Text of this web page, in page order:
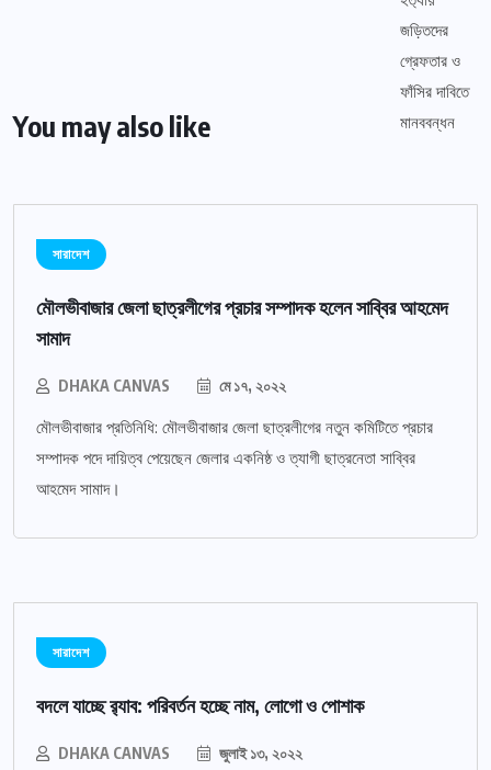
You may also like
সারাদেশ
মৌলভীবাজার জেলা ছাত্রলীগের প্রচার সম্পাদক হলেন সাব্বির আহমেদ
সামাদ
DHAKA CANVAS মে ১৭, ২০২২
মৌলভীবাজার প্রতিনিধি: মৌলভীবাজার জেলা ছাত্রলীগের নতুন কমিটিতে প্রচার
সম্পাদক পদে দায়িত্ব পেয়েছেন জেলার একনিষ্ঠ ও ত্যাগী ছাত্রনেতা সাব্বির
আহমেদ সামাদ।
সারাদেশ
বদলে যাচ্ছে র‌্যাব: পরিবর্তন হচ্ছে নাম, লোগো ও পোশাক
DHAKA CANVAS জুলাই ১৩, ২০২২